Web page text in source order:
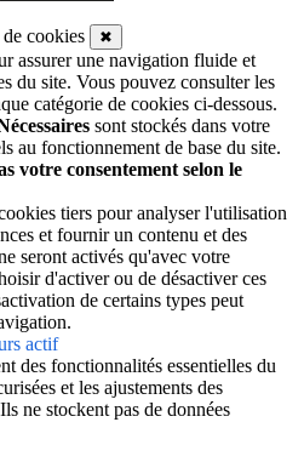
cookies
✖
assurer une navigation fluide et
du site. Vous pouvez consulter les
catégorie de cookies ci-dessous.
sont stockés dans votre
au fonctionnement de base du site.
votre consentement selon le
tiers pour analyser l'utilisation
et fournir un contenu et des
seront activés qu'avec votre
d'activer ou de désactiver ces
de certains types peut
actif
des fonctionnalités essentielles du
et les ajustements des
ne stockent pas de données